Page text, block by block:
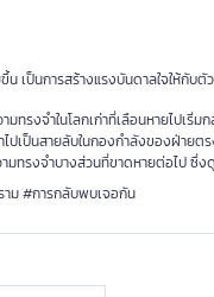
เป็นการสร้างแรงบันดาลใจให้กับตั
รงจำในโลกเก่าที่เลือนหายไปเริ่
เป็นสายลับในกองกำลังของฝ่าย
ทรงจำบางส่วนที่ขาดหายต่อไป
ม #การกลับพบเจอกัน